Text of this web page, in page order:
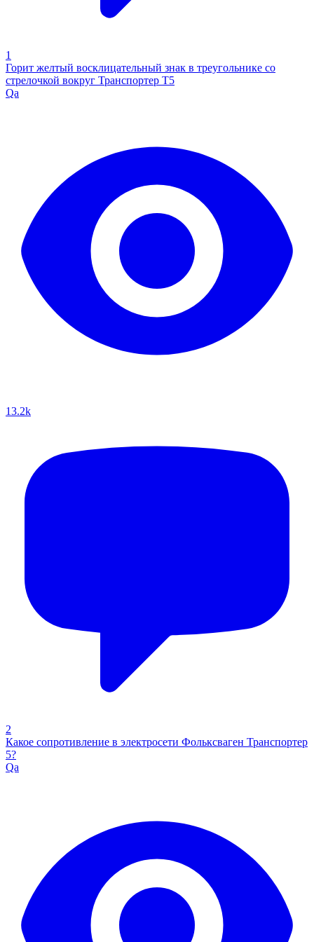
1
Горит желтый восклицательный знак в треугольнике со
стрелочкой вокруг Транспортер Т5
Qa
13.2k
2
Какое сопротивление в электросети Фольксваген Транспортер
5?
Qa